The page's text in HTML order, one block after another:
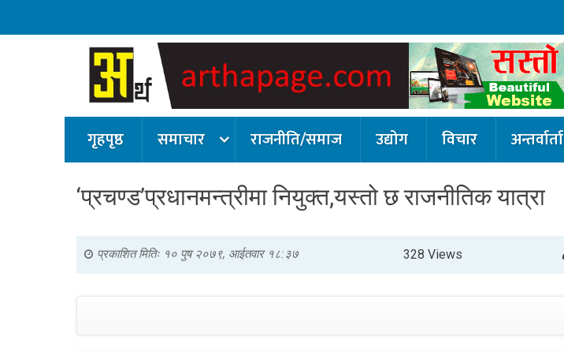
गृहपृष्ठ समाचार राजनीति/समाज उद्योग विचार अन्तर्वार्ता
‘प्रचण्ड’प्रधानमन्त्रीमा नियुक्त,यस्तो छ राजनीतिक यात्रा
प्रकाशित मितिः १० पुष २०७९, आईतवार १८:३७ 328 Views